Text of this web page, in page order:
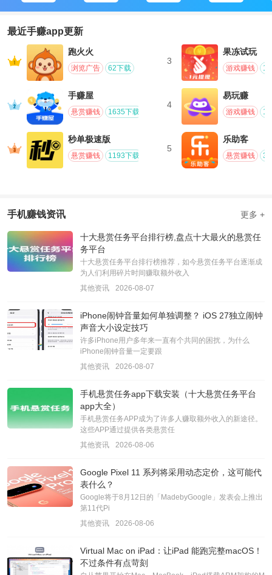
最近手赚app更新
跑火火
浏览广告 62下载
手赚屋
悬赏赚钱 1635下载
秒单极速版
悬赏赚钱 1193下载
3
果冻试玩
游戏赚钱
4
易玩赚
游戏赚钱
5
乐助客
悬赏赚钱
手机赚钱资讯 更多 +
十大悬赏任务平台排行榜,盘点十大最火的悬赏任
务平台
十大悬赏任务平台排行榜推荐，如今悬赏任务平台逐渐成
为人们利用碎片时间赚取额外收入
其他资讯
2026-08-07
iPhone闹钟音量如何单独调整？ iOS 27独立闹钟
声音大小设定技巧
许多iPhone用户多年来一直有个共同的困扰，为什么
iPhone闹钟音量一定要跟
其他资讯
2026-08-07
手机悬赏任务app下载安装（十大悬赏任务平台
app大全）
手机悬赏任务APP成为了许多人赚取额外收入的新途径。
这些APP通过提供各类悬赏任
其他资讯
2026-08-06
Google Pixel 11 系列将采用动态定价，这可能代
表什么？
Google将于8月12日的「MadebyGoogle」发表会上推出
第11代Pi
其他资讯
2026-08-06
Virtual Mac on iPad：让iPad 能跑完整macOS！
不过条件有点苛刻